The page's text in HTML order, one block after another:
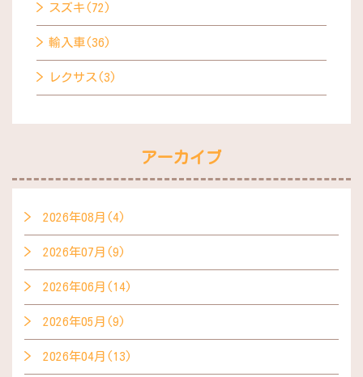
スズキ(72)
輸入車(36)
レクサス(3)
アーカイブ
2026年08月(4)
2026年07月(9)
2026年06月(14)
2026年05月(9)
2026年04月(13)